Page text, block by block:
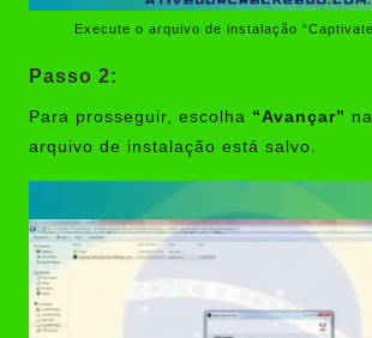
Execute o arquivo de instalação
Passo 2:
Para prosseguir, escolha “Avançar”
arquivo de instalação está salvo.